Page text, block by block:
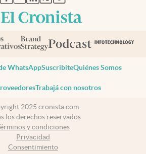
WhatsAppSuscribiteQuiénes Somos
Trabajá con nosotros
2025 cronista.com
los derechos reservados
y condiciones
Privacidad
Consentimiento